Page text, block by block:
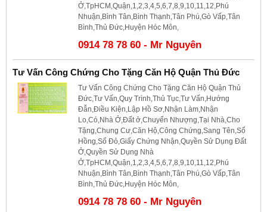
Ở,TpHCM,Quận,1,2,3,4,5,6,7,8,9,10,11,12,Phú
Nhuận,Bình Tân,Bình Thạnh,Tân Phú,Gò Vấp,Tân
Bình,Thủ Đức,Huyện Hóc Môn,
0914 78 78 60 - Mr Nguyên
Tư Vấn Công Chứng Cho Tặng Căn Hộ Quận Thủ Đức
Tư Vấn Công Chứng Cho Tặng Căn Hộ Quận Thủ
Đức,Tư Vấn,Quy Trình,Thủ Tục,Tư Vấn,Hướng
Đẫn,Điều Kiện,Lập Hồ Sơ,Nhận Làm,Nhận
Lo,Có,Nhà Ở,Đất ở,Chuyển Nhượng,Tại Nhà,Cho
Tặng,Chung Cư,Căn Hộ,Công Chứng,Sang Tên,Sổ
Hồng,Sổ Đỏ,Giấy Chứng Nhận,Quyền Sử Dụng Đất
Ở,Quyền Sử Dụng Nhà
Ở,TpHCM,Quận,1,2,3,4,5,6,7,8,9,10,11,12,Phú
Nhuận,Bình Tân,Bình Thạnh,Tân Phú,Gò Vấp,Tân
Bình,Thủ Đức,Huyện Hóc Môn,
0914 78 78 60 - Mr Nguyên